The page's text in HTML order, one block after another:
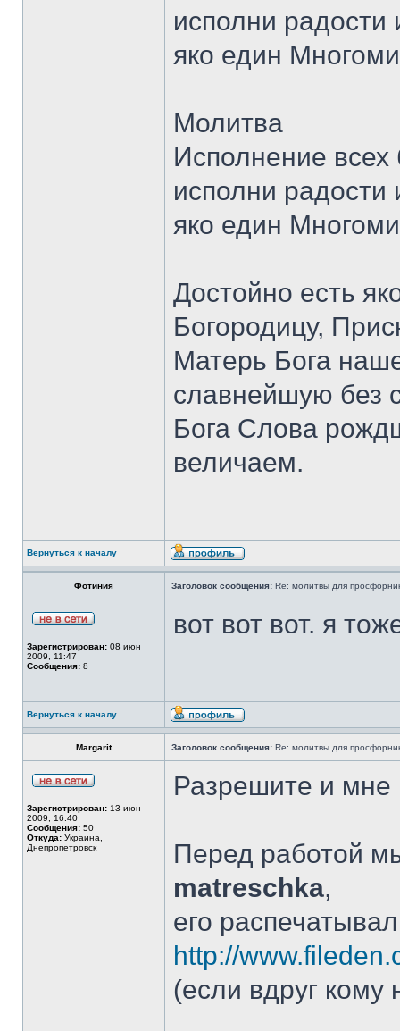
исполни
яко един
Молитва
Исполнение
исполни
яко един
Достойно есть
Богородицу,
Матерь Бога
славнейшую без
Бога Слова
величаем.
Вернуться к началу
Фотиния Заголовок сообщения: Re: молитвы для
Зарегистрирован: 08 июн
2009, 11:47
Сообщения: 8
вот вот вот. я
Вернуться к началу
Margarit Заголовок сообщения: Re: молитвы для
Зарегистрирован: 13 июн
2009, 16:40
Сообщения: 50
Откуда: Украина,
Днепропетровск
Разрешите и мне
Перед работой
matreschka,
его
http://
(если вдруг кому